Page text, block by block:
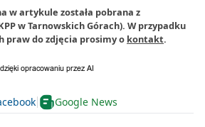
w artykule została pobrana z
w Tarnowskich Górach). W przypadku
praw do zdjęcia prosimy o kontakt.
Google News